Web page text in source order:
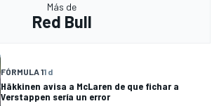
Más de
Red Bull
FÓRMULA 11 d
Häkkinen avisa a McLaren de que fichar a
Verstappen sería un error